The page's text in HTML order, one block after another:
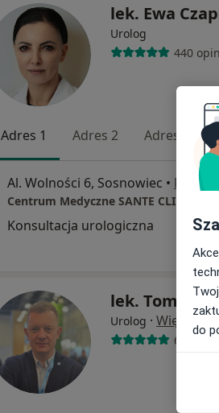
lek. Ewa
Urolog
440
Adres 1 Adres 2 Adres 3
Al. Wolności 6, Sosnowiec • Mapa
Centrum Medyczne SANTE CLINIC
Konsultacja urologiczna
lek. Tomasz
Urolog · Więcej
613 opinii
do